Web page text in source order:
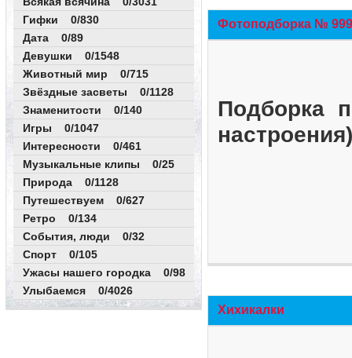
Гифки 0/830
Дата 0/89
Девушки 0/1548
Животный мир 0/715
Звёздные засветы 0/1128
Знаменитости 0/140
Игры 0/1047
Интересности 0/461
Музыкальные клипы 0/25
Природа 0/1128
Путешествуем 0/627
Ретро 0/134
События, люди 0/32
Спорт 0/105
Ужасы нашего городка 0/98
Улыбаемся 0/4026
Фотоподборка №
Подборка
Хихикалки